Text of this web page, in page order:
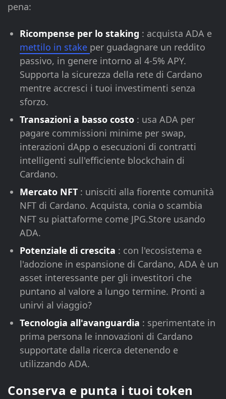
pena:
Ricompense per lo staking : acquista ADA e
mettilo in stake per guadagnare un reddito
passivo, in genere intorno al 4-5% APY.
Supporta la sicurezza della rete di Cardano
mentre accresci i tuoi investimenti senza
sforzo.
Transazioni a basso costo : usa ADA per
pagare commissioni minime per swap,
interazioni dApp o esecuzioni di contratti
intelligenti sull'efficiente blockchain di
Cardano.
Mercato NFT : unisciti alla fiorente comunità
NFT di Cardano. Acquista, conia o scambia
NFT su piattaforme come JPG.Store usando
ADA.
Potenziale di crescita : con l'ecosistema e
l'adozione in espansione di Cardano, ADA è un
asset interessante per gli investitori che
puntano al valore a lungo termine. Pronti a
unirvi al viaggio?
Tecnologia all'avanguardia : sperimentate in
prima persona le innovazioni di Cardano
supportate dalla ricerca detenendo e
utilizzando ADA.
Conserva e punta i tuoi token